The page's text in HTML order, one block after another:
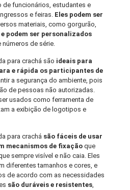
de funcionários, estudantes e
e feiras. Eles podem ser
materiais, como gorgurão,
e podem ser personalizados
números de série.
para crachá são ideais para
e rápida os participantes de
a segurança do ambiente, pois
de pessoas não autorizadas.
usados como ferramenta de
a exibição de logotipos e
para crachá são fáceis de usar
mecanismos de fixação que
sempre visível e não caia. Eles
diferentes tamanhos e cores, e
de acordo com as necessidades
são duráveis e resistentes,